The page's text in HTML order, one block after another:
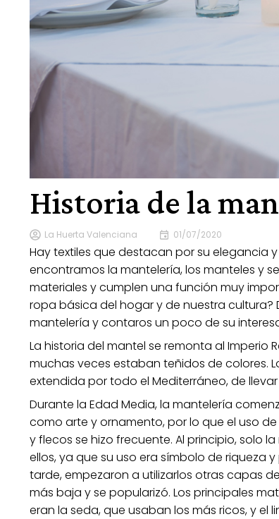
Historia de la
La Huerta Valenciana 01/07/2020
Hay textiles que destacan por su elegancia
encontramos la mantelería, los manteles y
materiales y cumplen una función muy
ropa básica del hogar y de nuestra cultura?
mantelería y contaros un poco de su
La historia del mantel se remonta al Imperio
muchas veces estaban teñidos de colores.
extendida por todo el Mediterráneo, de
Durante la Edad Media, la mantelería
como arte y ornamento, por lo que el uso
y flecos se hizo frecuente. Al principio, solo
ellos, ya que su uso era símbolo de riqueza
tarde, empezaron a utilizarlos otras capas
más baja y se popularizó. Los principales
eran la seda, que usaban los más ricos, y el